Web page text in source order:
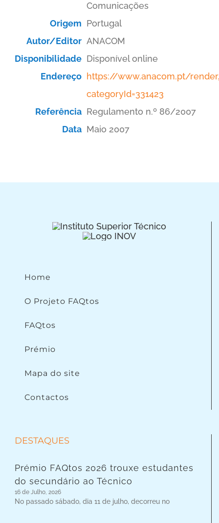
Comunicações
Origem Portugal
Autor/Editor ANACOM
Disponibilidade Disponível online
Endereço https://www.anacom.pt/
categoryId=331423
Referência Regulamento n.º 86/2007
Data Maio 2007
Home
O Projeto FAQtos
FAQtos
Prémio
Mapa do site
Contactos
DESTAQUES
Prémio FAQtos 2026 trouxe estudantes
do secundário ao Técnico
16 de Julho, 2026
No passado sábado, dia 11 de julho, decorreu no